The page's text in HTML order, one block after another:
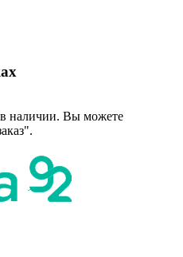
в наличии. Вы можете